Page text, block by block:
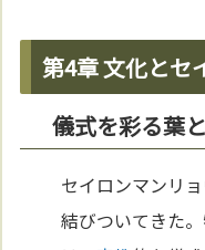
第4章 文化とセ
儀式を彩る葉
セイロンマンリ
結びついてきた